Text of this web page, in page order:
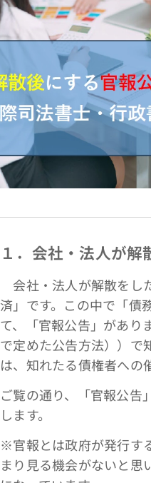
１．会社・法人が解
会社・法人が解散をし
済」です。この中で「債
て、「官報公告」があり
で定めた公告方法））で
は、知れたる債権者への
ご覧の通り、「官報公告
します。
※官報とは政府が発行す
まり見る機会がないと思